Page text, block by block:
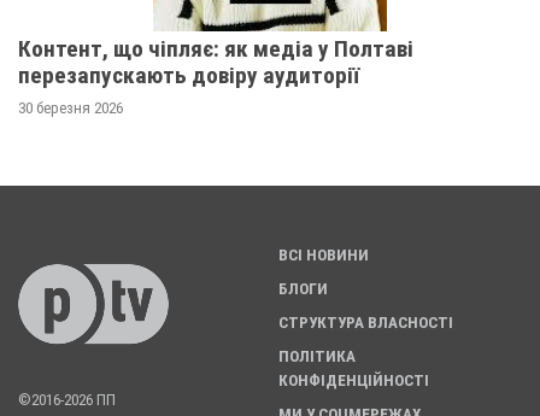
Контент, що чіпляє: як медіа у Полтаві
перезапускають довіру аудиторії
30 березня 2026
©2016-2026 ПП
ВСІ НОВИНИ
БЛОГИ
СТРУКТУРА ВЛАСНОСТІ
ПОЛІТИКА
КОНФІДЕНЦІЙНОСТІ